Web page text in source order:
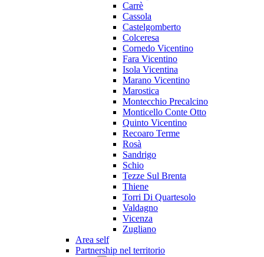
Carrè
Cassola
Castelgomberto
Colceresa
Cornedo Vicentino
Fara Vicentino
Isola Vicentina
Marano Vicentino
Marostica
Montecchio Precalcino
Monticello Conte Otto
Quinto Vicentino
Recoaro Terme
Rosà
Sandrigo
Schio
Tezze Sul Brenta
Thiene
Torri Di Quartesolo
Valdagno
Vicenza
Zugliano
Area self
Partnership nel territorio